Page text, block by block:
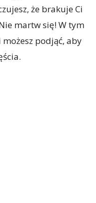
że brakuje Ci
martw się! W tym
podjąć, aby